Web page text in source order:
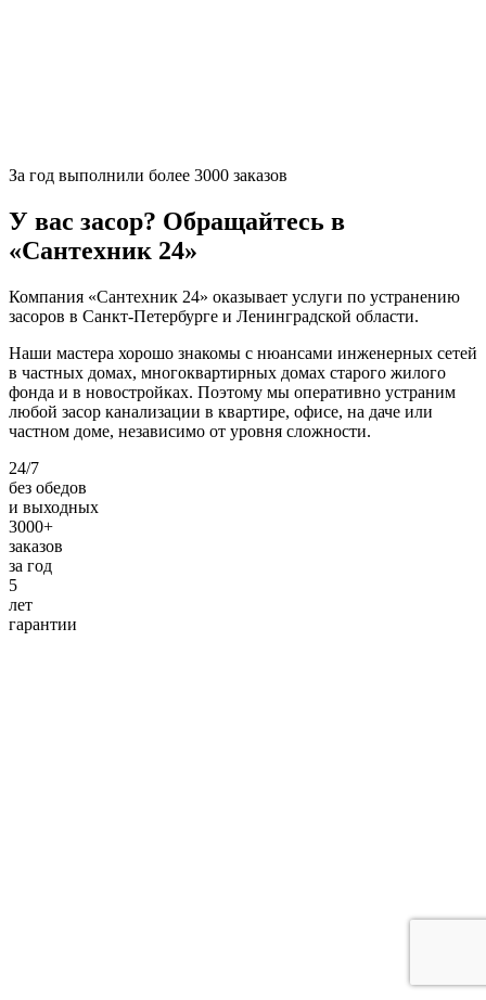
За год выполнили более 3000 заказов
У вас засор? Обращайтесь в
«Сантехник 24»
Компания «Сантехник 24» оказывает услуги по устранению
засоров в Санкт-Петербурге и Ленинградской области.
Наши мастера хорошо знакомы с нюансами инженерных сетей
в частных домах, многоквартирных домах старого жилого
фонда и в новостройках. Поэтому мы оперативно устраним
любой засор канализации в квартире, офисе, на даче или
частном доме, независимо от уровня сложности.
24/7
без обедов
и выходных
3000+
заказов
за год
5
лет
гарантии